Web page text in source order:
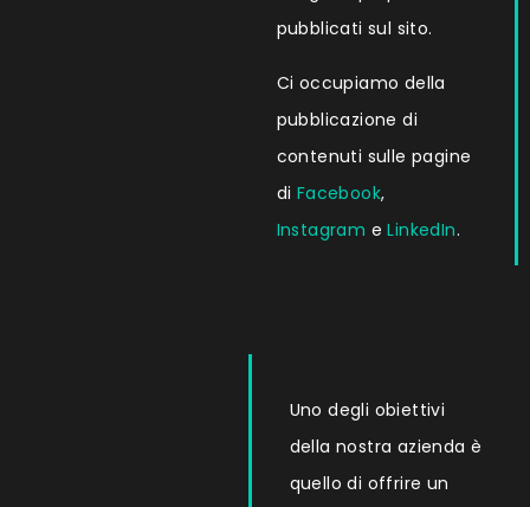
pubblicati sul sito.
Ci occupiamo della
pubblicazione di
contenuti sulle pagine
di Facebook,
Instagram eLinkedIn.
Uno degli obiettivi
della nostra azienda è
quello di offrire un